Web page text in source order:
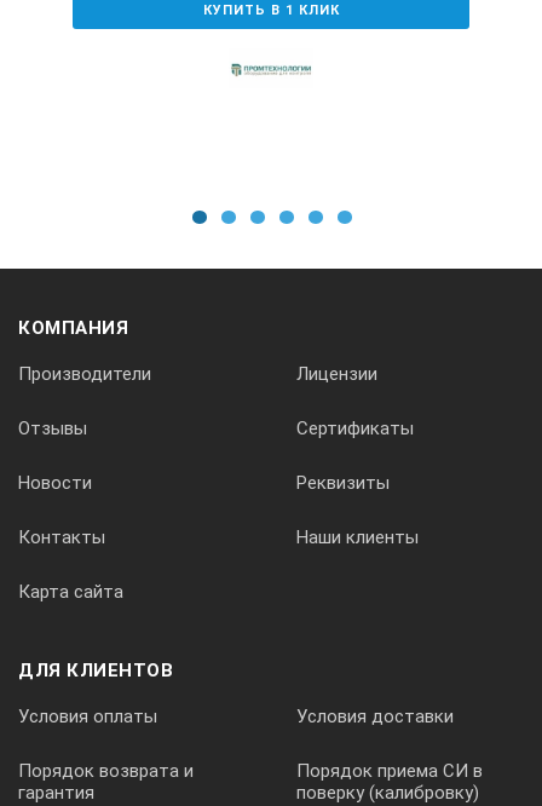
0,5
6
0,225
оборудования могут быть изменены производителем
без предварительного уведомления.
КУПИТЬ В 1 КЛИК
КОМПАНИЯ
Производители Лицензии
Отзывы Сертификаты
Новости Реквизиты
Контакты Наши клиенты
Карта сайта
ДЛЯ КЛИЕНТОВ
Условия оплаты Условия доставки
Порядок возврата и
гарантия
Порядок приема СИ в
поверку (калибровку)